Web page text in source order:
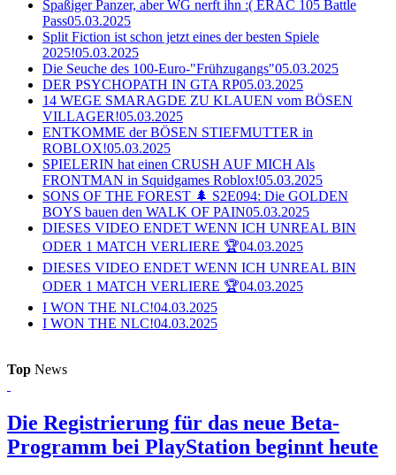
Spaßiger Panzer, aber WG nerft ihn :( ERAC 105 Battle
Pass05.03.2025
Split Fiction ist schon jetzt eines der besten Spiele
2025!05.03.2025
Die Seuche des 100-Euro-"Frühzugangs"05.03.2025
DER PSYCHOPATH IN GTA RP05.03.2025
14 WEGE SMARAGDE ZU KLAUEN vom BÖSEN
VILLAGER!05.03.2025
ENTKOMME der BÖSEN STIEFMUTTER in
ROBLOX!05.03.2025
SPIELERIN hat einen CRUSH AUF MICH Als
FRONTMAN in Squidgames Roblox!05.03.2025
SONS OF THE FOREST 🌲 S2E094: Die GOLDEN
BOYS bauen den WALK OF PAIN05.03.2025
DIESES VIDEO ENDET WENN ICH UNREAL BIN
ODER 1 MATCH VERLIERE 🏆04.03.2025
DIESES VIDEO ENDET WENN ICH UNREAL BIN
ODER 1 MATCH VERLIERE 🏆04.03.2025
I WON THE NLC!04.03.2025
I WON THE NLC!04.03.2025
Top News
Die Registrierung für das neue Beta-
Programm bei PlayStation beginnt heute